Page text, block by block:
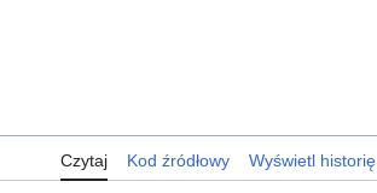
Czytaj Kod źródłowy Wyświetl historię